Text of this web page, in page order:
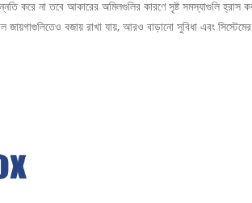
করে না তবে আকারের অমিলগুলির কারণে সৃষ্ট সমস্যাগুলি হ্রাস
বজায় রাখা যায়, আরও বাড়ানো সুবিধা এবং